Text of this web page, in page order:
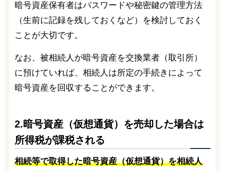
暗号資産保有者はパスワードや秘密鍵の管理方法
（生前に記録を残しておくなど）を検討しておく
ことが大切です。
なお、被相続人が暗号資産を交換業者（取引所）
に預けていれば、相続人は所定の手続きによって
暗号資産を回収することができます。
2.暗号資産（仮想通貨）を売却した場合は
所得税が課税される
相続等で取得した暗号資産（仮想通貨）を相続人